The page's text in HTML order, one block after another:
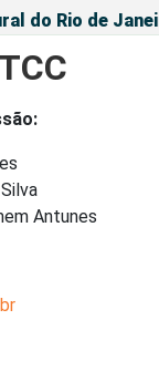
do Rio de
Antunes